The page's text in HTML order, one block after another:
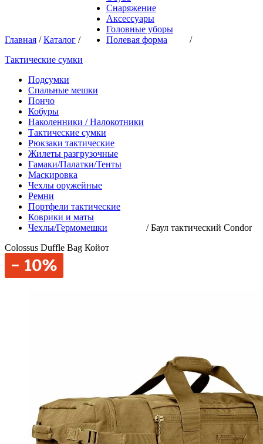
Главная /Каталог /
Снаряжение
Аксессуары
Головные уборы
Полевая форма
/
Тактические сумки
Подсумки
Спальные мешки
Пончо
Кобуры
Наколенники / Налокотники
Тактические сумки
Рюкзаки тактические
Жилеты разгрузочные
Гамаки/Палатки/Тенты
Маскировка
Чехлы оружейные
Ремни
Портфели тактические
Коврики и маты
Чехлы/Гермомешки
/Баул тактический Condor
Colossus Duffle Bag Койот